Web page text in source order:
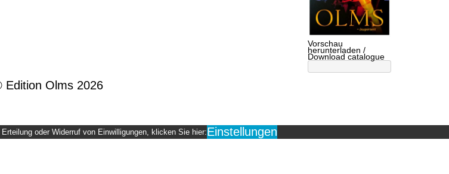
Vorschau
herunterladen /
Download catalogue
Edition Olms 2026
oder Widerruf von Einwilligungen, klicken Sie hier:Einstellungen